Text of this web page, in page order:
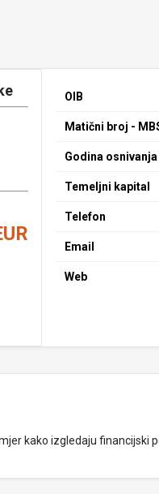
OIB
Matični broj -
Godina osnivanja
Temeljni kapital
Telefon
Email
Web
kako izgledaju financijski